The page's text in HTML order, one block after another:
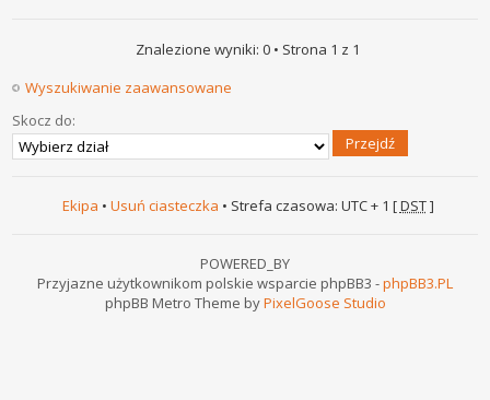
Znalezione wyniki: 0 • Strona 1 z 1
Wyszukiwanie zaawansowane
Skocz do:
Ekipa • Usuń ciasteczka • Strefa czasowa: UTC + 1 [DST]
POWERED_BY
Przyjazne użytkownikom polskie wsparcie phpBB3 -phpBB3.PL
phpBB Metro Theme byPixelGoose Studio